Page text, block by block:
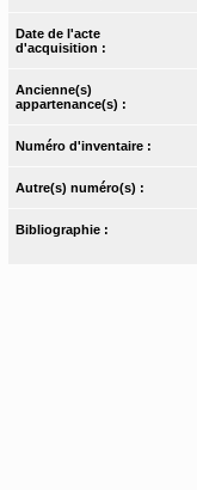
Date de l'acte
d'acquisition :
Ancienne(s)
appartenance(s) :
Numéro d'inventaire :
Autre(s) numéro(s) :
Bibliographie :